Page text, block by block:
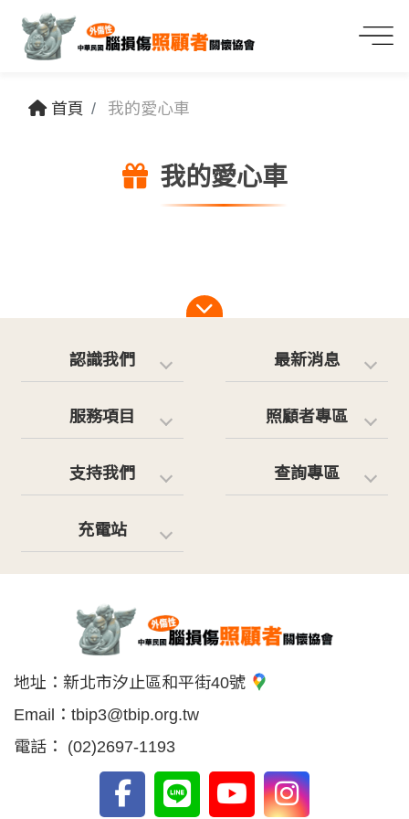
首頁 我的愛心車
我的愛心車
認識我們 最新消息
服務項目 照顧者專區
支持我們 查詢專區
充電站
地址： 新北市汐止區和平街40號
Email： tbip3@tbip.org.tw
電話：
(02)2697-1193